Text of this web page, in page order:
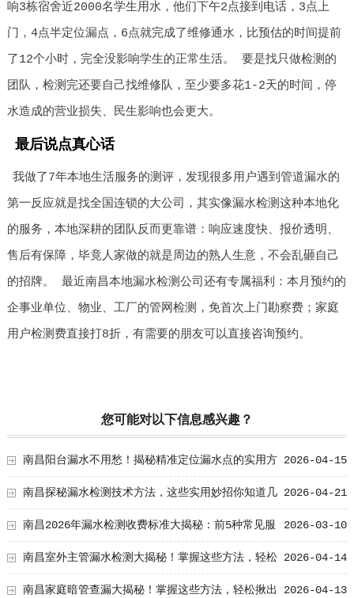
响3栋宿舍近2000名学生用水，他们下午2点接到电话，3点上
门，4点半定位漏点，6点就完成了维修通水，比预估的时间提前
了12个小时，完全没影响学生的正常生活。 要是找只做检测的
团队，检测完还要自己找维修队，至少要多花1-2天的时间，停
水造成的营业损失、民生影响也会更大。
最后说点真心话
我做了7年本地生活服务的测评，发现很多用户遇到管道漏水的
第一反应就是找全国连锁的大公司，其实像漏水检测这种本地化
的服务，本地深耕的团队反而更靠谱：响应速度快、报价透明、
售后有保障，毕竟人家做的就是周边的熟人生意，不会乱砸自己
的招牌。 最近南昌本地漏水检测公司还有专属福利：本月预约的
企事业单位、物业、工厂的管网检测，免首次上门勘察费；家庭
用户检测费直接打8折，有需要的朋友可以直接咨询预约。
您可能对以下信息感兴趣？
2026-04-15
南昌阳台漏水不用愁！揭秘精准定位漏水点的实用方
法 2026-04-21
南昌探秘漏水检测技术方法，这些实用妙招你知道几
个？ 2026-03-10
南昌2026年漏水检测收费标准大揭秘：前5种常见服
务价格一览 2026-04-14
南昌室外主管漏水检测大揭秘！掌握这些方法，轻松
揪出漏水隐患 2026-04-13
南昌家庭暗管查漏大揭秘！掌握这些方法，轻松揪出